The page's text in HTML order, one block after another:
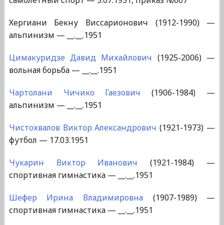
Хергиани Бекну Виссарионович (1912-1990) —
альпинизм — __.__.1951
Цимакуридзе Давид Михайлович (1925-2006) —
вольная борьба — __.__.1951
Чартолани Чичико Гаезович (1906-1984) —
альпинизм — __.__.1951
Чистохвалов Виктор Александрович (1921-1973) —
футбол — 17.03.1951
Чукарин Виктор Иванович (1921-1984) —
спортивная гимнастика — __.__.1951
Шефер Ирина Владимировна(1907-1989) —
спортивная гимнастика — __.__.1951